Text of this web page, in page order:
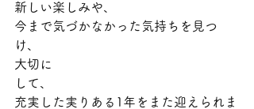
新しい楽しみや、
今まで気づかなかった気持ちを見つ
け、
大切に
して、
充実した実りある1年をまた迎えられま